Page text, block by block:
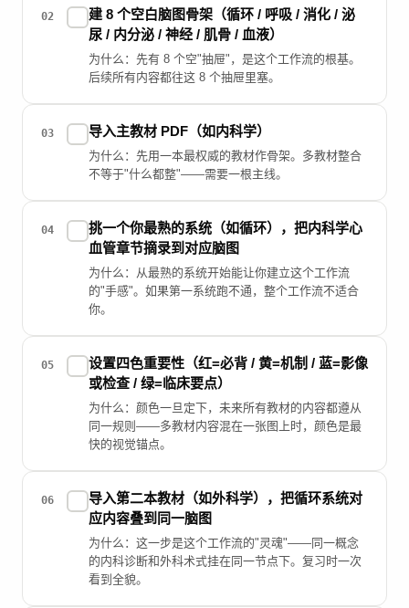
02
建 8 个空白脑图骨架（循环 / 呼吸 / 消化 / 泌
尿 / 内分泌 / 神经 / 肌骨 / 血液）
为什么：先有 8 个空"抽屉"，是这个工作流的根基。
后续所有内容都往这 8 个抽屉里塞。
03 导入主教材 PDF（如内科学）
为什么：先用一本最权威的教材作骨架。多教材整合
不等于"什么都整"——需要一根主线。
04
挑一个你最熟的系统（如循环），把内科学心
血管章节摘录到对应脑图
为什么：从最熟的系统开始能让你建立这个工作流
的"手感"。如果第一系统跑不通，整个工作流不适合
你。
05
设置四色重要性（红=必背 / 黄=机制 / 蓝=影像
或检查 / 绿=临床要点）
为什么：颜色一旦定下，未来所有教材的内容都遵从
同一规则——多教材内容混在一张图上时，颜色是最
快的视觉锚点。
06
导入第二本教材（如外科学），把循环系统对
应内容叠到同一脑图
为什么：这一步是这个工作流的"灵魂"——同一概念
的内科诊断和外科术式挂在同一节点下。复习时一次
看到全貌。